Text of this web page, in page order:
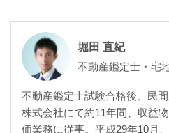
堀田 直紀
不動産鑑定士・宅
不動産鑑定士試験合格後、民
株式会社にて約11年間、収益
価業務に従事。平成29年10月